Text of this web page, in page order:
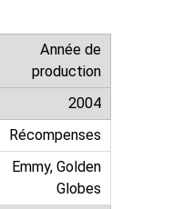
Année de
production
2004
Récompenses
Emmy, Golden
Globes